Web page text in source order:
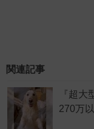
関連記事
『超大
270万